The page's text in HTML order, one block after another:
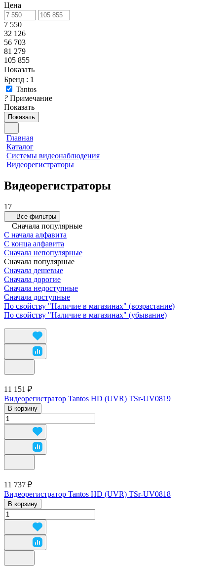
Цена
7 550
32 126
56 703
81 279
105 855
Показать
Бренд : 1
Tantos
? Примечание
Показать
Показать
Главная
Каталог
Системы видеонаблюдения
Видеорегистраторы
Видеорегистраторы
17
Все фильтры
Сначала популярные
С начала алфавита
С конца алфавита
Сначала непопулярные
Сначала популярные
Сначала дешевые
Сначала дорогие
Сначала недоступные
Сначала доступные
По свойству "Наличие в магазинах" (возрастание)
По свойству "Наличие в магазинах" (убывание)
11 151 ₽
Видеорегистратор Tantos HD (UVR) TSr-UV0819
В корзину
11 737 ₽
Видеорегистратор Tantos HD (UVR) TSr-UV0818
В корзину